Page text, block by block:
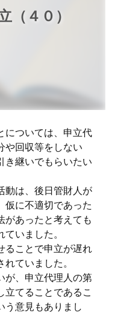
（４０）
については、申立代
や回収等をしない
き継いでもらいたい
動は、後日管財人が
仮に不適切であった
があったと考えても
いました。
ることで申立が遅れ
ていました。
が、申立代理人の第
立てることであるこ
う意見もありまし